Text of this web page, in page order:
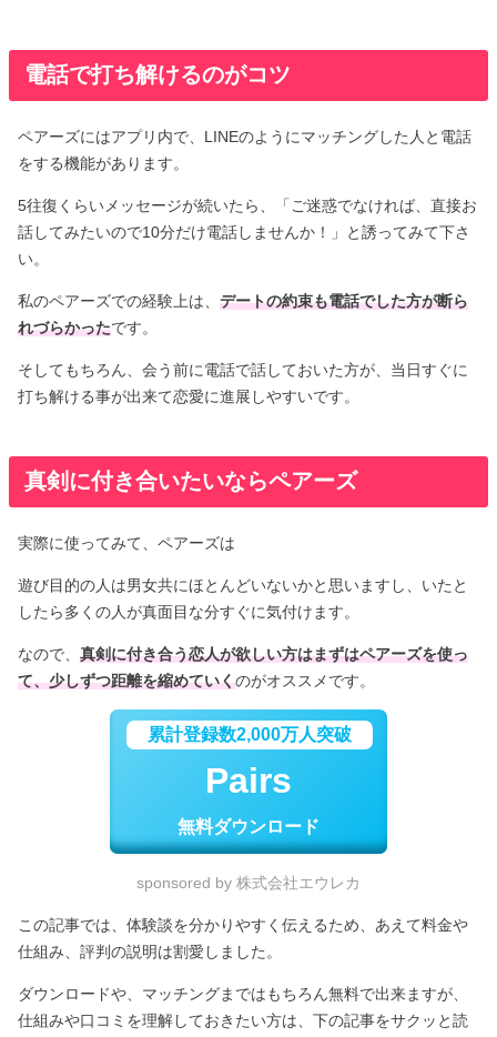
電話で打ち解けるのがコツ
ペアーズにはアプリ内で、LINEのようにマッチングした人と電話
をする機能があります。
5往復くらいメッセージが続いたら、「ご迷惑でなければ、直接お
話してみたいので10分だけ電話しませんか！」と誘ってみて下さ
い。
私のペアーズでの経験上は、デートの約束も電話でした方が断ら
れづらかったです。
そしてもちろん、会う前に電話で話しておいた方が、当日すぐに
打ち解ける事が出来て恋愛に進展しやすいです。
真剣に付き合いたいならペアーズ
実際に使ってみて、ペアーズは
遊び目的の人は男女共にほとんどいないかと思いますし、いたと
したら多くの人が真面目な分すぐに気付けます。
なので、真剣に付き合う恋人が欲しい方はまずはペアーズを使っ
て、少しずつ距離を縮めていくのがオススメです。
累計登録数2,000万人突破
Pairs
無料ダウンロード
sponsored by 株式会社エウレカ
この記事では、体験談を分かりやすく伝えるため、あえて料金や
仕組み、評判の説明は割愛しました。
ダウンロードや、マッチングまではもちろん無料で出来ますが、
仕組みや口コミを理解しておきたい方は、下の記事をサクッと読